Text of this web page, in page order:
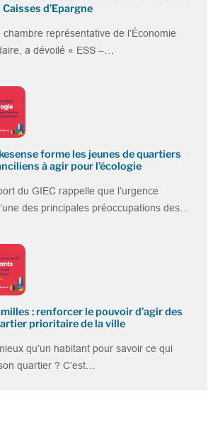
d’Epargne
chambre représentative de l’Économie
a dévoilé « ESS –…
forme les jeunes de quartiers
à agir pour l’écologie
du GIEC rappelle que l’urgence
des principales préoccupations des…
: renforcer le pouvoir d’agir des
prioritaire de la ville
qu’un habitant pour savoir ce qui
quartier ? C’est…